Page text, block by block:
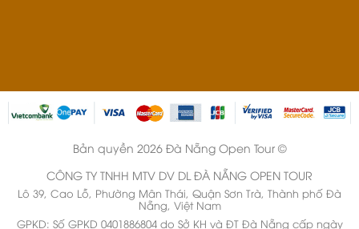
Bản quyền 2026 Đà Nẵng Open Tour ©
CÔNG TY TNHH MTV DV DL ĐÀ NẴNG OPEN TOUR
Lô 39, Cao Lỗ, Phường Mân Thái, Quận Sơn Trà, Thành phố Đà
Nẵng, Việt Nam
GPKD: Số GPKD 0401886804 do Sở KH và ĐT Đà Nẵng cấp ngày